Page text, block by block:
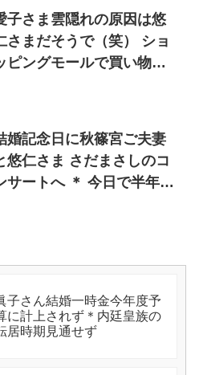
子さま雲隠れの原因は悠
さまだそうで（笑） ショ
ピングモールで買い物で
婚記念日に秋篠宮ご夫妻
悠仁さま さだまさしのコ
サートへ ＊ 今日で半年が
子さん結婚一時金今年度予
に計上されず＊内廷皇族の
居時期見通せず